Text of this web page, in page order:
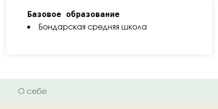
Базовое образование
Бондарская средняя школа
О себе